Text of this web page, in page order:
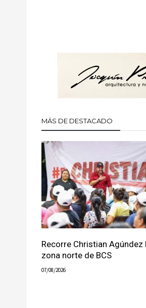
MÁS DE DESTACADO
Recorre Christian Agúndez
zona norte de BCS
07/08/2026